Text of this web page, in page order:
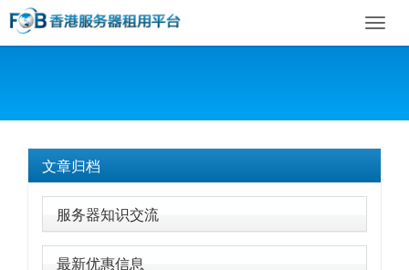
文章归档
服务器知识交流
最新优惠信息